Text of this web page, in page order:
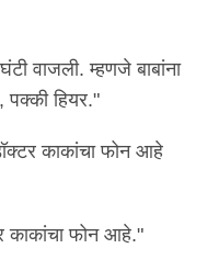
वाजली. म्हणजे बाबांना
पक्की हियर."
काकांचा फोन आहे
काकांचा फोन आहे."